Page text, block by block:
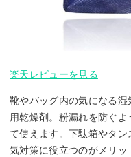
楽天レビューを見る
靴やバッグ内の気になる
用乾燥剤。粉漏れを防ぐ
て使えます。下駄箱やタ
気対策に役立つのがメリッ